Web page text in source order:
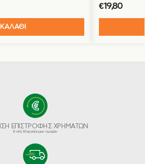
ΚΑΛΑΘΙ
€19,80
ΕΠΙΣΤΡΟΦΗΣ ΧΡΗΜΑΤΩΝ
Εντός 10 εργάσιμων ημερών